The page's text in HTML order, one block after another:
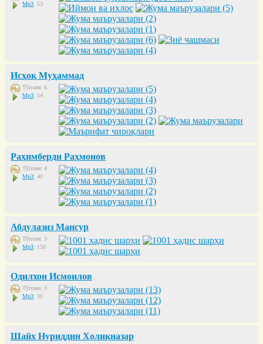
Mp3: 53
Исҳоқ Муҳаммад
Тўплам: 6
Mp3: 54
Раҳимберди Раҳмонов
Тўплам: 4
Mp3: 40
Абдулазиз Мансур
Тўплам: 3
Mp3: 150
Одилхон Исмоилов
Тўплам: 3
Mp3: 30
Шайх Нуриддин Холиқназар